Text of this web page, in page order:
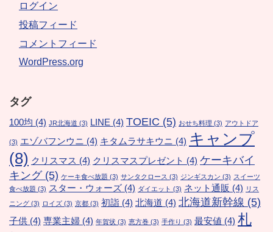
ログイン
投稿フィード
コメントフィード
WordPress.org
タグ
100均 (4) JR北海道 (3) LINE (4) TOEIC (5) おせち料理 (3) アウトドア
(3) エゾバフンウニ (4) キタムラサキウニ (4) キャンプ
(8) クリスマス (4) クリスマスプレゼント (4) ケーキバイ
キング(5) ケーキ食べ放題 (3) サンタクロース (3) ジンギスカン (3) スイーツ
食べ放題 (3) スター・ウォーズ (4) ダイエット (3) ネット通販 (4) リス
ニング (3) ロイズ (3) 京都 (3) 初詣 (4) 北海道 (4) 北海道新幹線 (5)
子供 (4) 専業主婦 (4) 年賀状 (3) 恵方巻 (3) 手作り (3) 最安値 (4) 札